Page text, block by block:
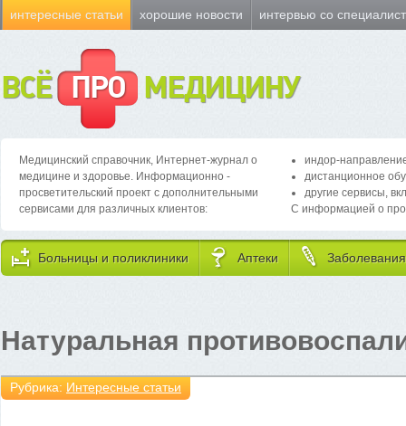
интересные статьи хорошие новости интервью со
ВСЁ ПРО МЕДИЦИНУ
Медицинский справочник, Интернет-журнал о
медицине и здоровье. Информационно -
просветительский проект с дополнительными
сервисами для различных клиентов:
индор-
дистанционное
другие сервисы,
С информацией о
Больницы и поликлиники Аптеки Заболевания
Натуральная
Рубрика: Интересные статьи